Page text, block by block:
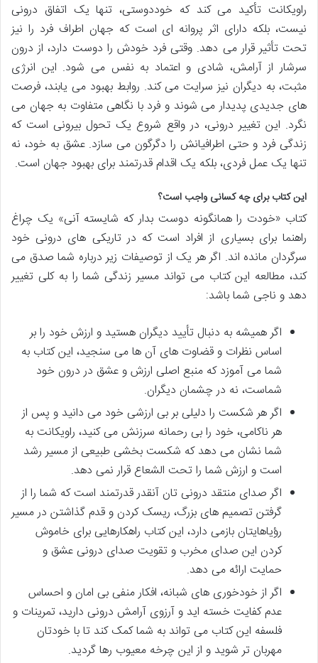
راویکانت تأکید می کند که خوددوستی، تنها یک اتفاق درونی
نیست، بلکه دارای اثر پروانه ای است که جهان اطراف فرد را نیز
تحت تأثیر قرار می دهد. وقتی فرد خودش را دوست دارد، از درون
سرشار از آرامش، شادی و اعتماد به نفس می شود. این انرژی
مثبت، به دیگران نیز سرایت می کند. روابط بهبود می یابند، فرصت
های جدیدی پدیدار می شوند و فرد با نگاهی متفاوت به جهان می
نگرد. این تغییر درونی، در واقع شروع یک تحول بیرونی است که
زندگی فرد و حتی اطرافیانش را دگرگون می سازد. عشق به خود، نه
تنها یک عمل فردی، بلکه یک اقدام قدرتمند برای بهبود جهان است.
این کتاب برای چه کسانی واجب است؟
کتاب «خودت را همانگونه دوست بدار که شایسته آنی» یک چراغ
راهنما برای بسیاری از افراد است که در تاریکی های درونی خود
سرگردان مانده اند. اگر هر یک از توصیفات زیر درباره شما صدق می
کند، مطالعه این کتاب می تواند مسیر زندگی شما را به کلی تغییر
دهد و ناجی شما باشد:
اگر همیشه به دنبال تأیید دیگران هستید و ارزش خود را بر
اساس نظرات و قضاوت های آن ها می سنجید، این کتاب به
شما می آموزد که منبع اصلی ارزش و عشق در درون خود
شماست، نه در چشمان دیگران.
اگر هر شکست را دلیلی بر بی ارزشی خود می دانید و پس از
هر ناکامی، خود را بی رحمانه سرزنش می کنید، راویکانت به
شما نشان می دهد که شکست بخشی طبیعی از مسیر رشد
است و ارزش شما را تحت الشعاع قرار نمی دهد.
اگر صدای منتقد درونی تان آنقدر قدرتمند است که شما را از
گرفتن تصمیم های بزرگ، ریسک کردن و قدم گذاشتن در مسیر
رؤیاهایتان بازمی دارد، این کتاب راهکارهایی برای خاموش
کردن این صدای مخرب و تقویت صدای درونی عشق و
حمایت ارائه می دهد.
اگر از خودخوری های شبانه، افکار منفی بی امان و احساس
عدم کفایت خسته اید و آرزوی آرامش درونی دارید، تمرینات و
فلسفه این کتاب می تواند به شما کمک کند تا با خودتان
مهربان تر شوید و از این چرخه معیوب رها گردید.